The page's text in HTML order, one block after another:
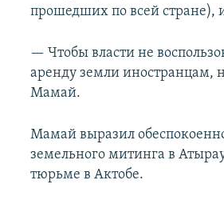
прошедших по всей стране),
— Чтобы власти не
аренду земли иностранцам,
Мамай.
Мамай выразил
земельного митинга в
тюрьме в Актобе.